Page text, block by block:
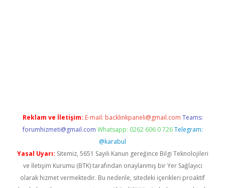
Reklam ve İletişim: E-mail: backlinkpaneli@gmail.com Teams:
forumhizmeti@gmail.com Whatsapp: 0262 606 0 726 Telegram:
@karabul
Yasal Uyarı: Sitemiz, 5651 Sayılı Kanun gereğince Bilgi Teknolojileri
ve İletişim Kurumu (BTK) tarafından onaylanmış bir Yer Sağlayıcı
olarak hizmet vermektedir. Bu nedenle, sitedeki içerikleri proaktif